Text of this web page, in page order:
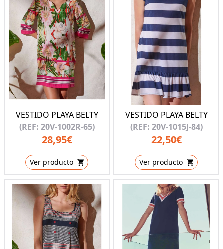
VESTIDO PLAYA BELTY
(REF: 20V-1002R-65)
28,95€
Ver producto
VESTIDO PLAYA BELTY
(REF: 20V-1015J-84)
22,50€
Ver producto